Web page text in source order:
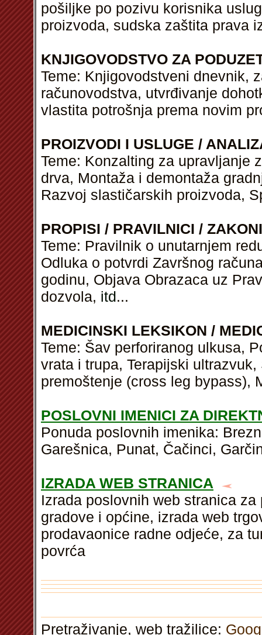
pošiljke po pozivu korisnika
proizvoda, sudska zaštita prava
KNJIGOVODSTVO ZA
Teme: Knjigovodstveni dnevnik,
računovodstva, utvrđivanje
vlastita potrošnja prema novim
PROIZVODI I USLUGE /
Teme: Konzalting za upravljanje
drva, Montaža i demontaža
Razvoj slastičarskih proizvoda,
PROPISI / PRAVILNICI / ZAKONI
Teme: Pravilnik o unutarnjem
Odluka o potvrdi Završnog
godinu, Objava Obrazaca uz
dozvola, itd...
MEDICINSKI LEKSIKON /
Teme: Šav perforiranog ulkusa,
vrata i trupa, Terapijski
premoštenje (cross leg bypass),
POSLOVNI IMENICI ZA
Ponuda poslovnih imenika:
Garešnica, Punat, Čačinci,
IZRADA WEB STRANICA
Izrada poslovnih web stranica
gradove i općine, izrada web
prodavaonice radne odjeće, za
povrća
Pretraživanje, web tražilice: